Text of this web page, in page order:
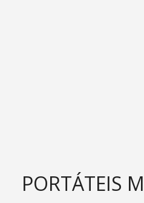
PORTÁTEIS